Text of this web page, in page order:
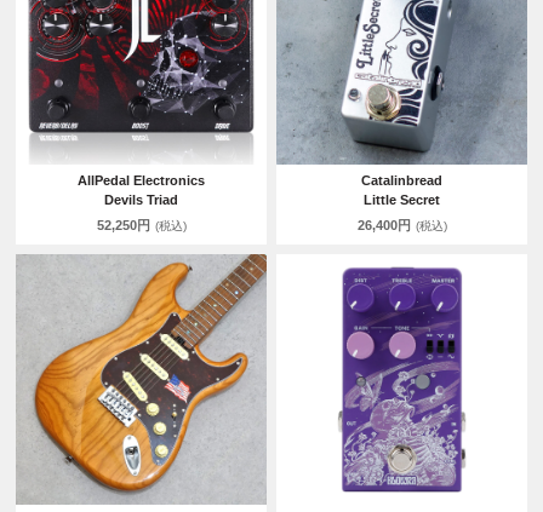
AllPedal Electronics
Devils Triad
52,250円 (税込)
Catalinbread
Little Secret
26,400円 (税込)